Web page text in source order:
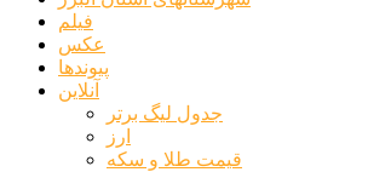
فیلم
عکس
پیوندها
آنلاین
جدول لیگ برتر
ارز
قیمت طلا و سکه